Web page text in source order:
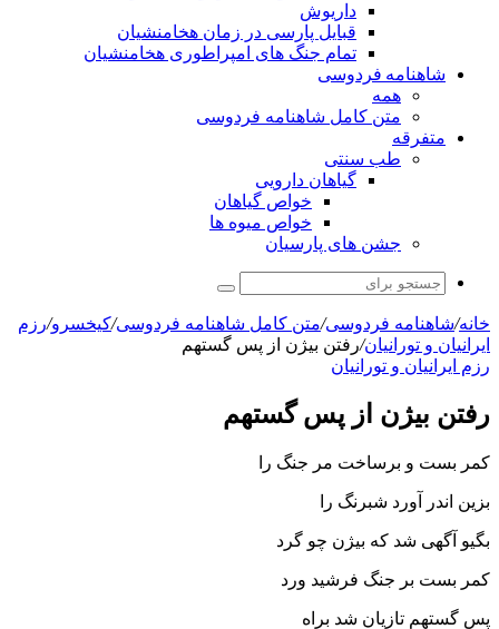
داریوش
قبایل پارسی در زمان هخامنشیان
تمام جنگ های امپراطوری هخامنشیان
شاهنامه فردوسی
همه
متن کامل شاهنامه فردوسی
متفرقه
طب سنتی
گیاهان دارویی
خواص گیاهان
خواص میوه ها
جشن های پارسیان
جستجو
برای
خانه/شاهنامه فردوسی/متن کامل شاهنامه فردوسی/کیخسرو/رزم
ايرانيان و تورانيان/رفتن بیژن از پس گستهم
رزم ايرانيان و تورانيان
رفتن بیژن از پس گستهم
کمر بست و برساخت مر جنگ را
بزین اندر آورد شبرنگ را
بگیو آگهى شد که بیژن چو گرد
کمر بست بر جنگ فرشید ورد
پس گستهم تازیان شد براه